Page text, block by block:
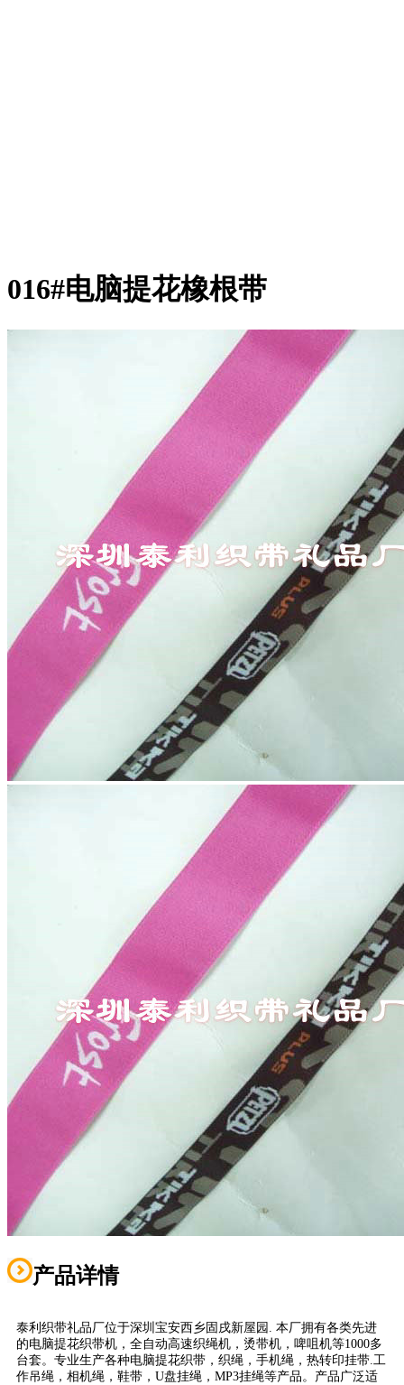
016#电脑提花橡根带
产品详情
泰利织带礼品厂位于深圳宝安西乡固戌新屋园. 本厂拥有各类先进
的电脑提花织带机，全自动高速织绳机，烫带机，啤咀机等1000多
台套。专业生产各种电脑提花织带，织绳，手机绳，热转印挂带.工
作吊绳，相机绳，鞋带，U盘挂绳，MP3挂绳等产品。产品广泛适